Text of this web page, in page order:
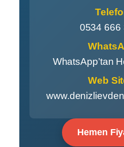
0534 666
WhatsApp’tan
Web
Hemen